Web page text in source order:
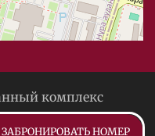
ЗАБРОНИРОВАТЬ НОМЕР
комплекс
защищены.